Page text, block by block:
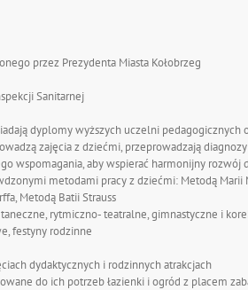
przez Prezydenta Miasta Kołobrzeg
Sanitarnej
dyplomy wyższych uczelni pedagogicznych
zajęcia z dziećmi, przeprowadzają
wspomagania, aby wspierać harmonijny rozwój
metodami pracy z dziećmi: Metodą
Metodą Batii Strauss
rytmiczno- teatralne, gimnastyczne i
festyny rodzinne
dydaktycznych i rodzinnych atrakcjach
do ich potrzeb łazienki i ogród z placem